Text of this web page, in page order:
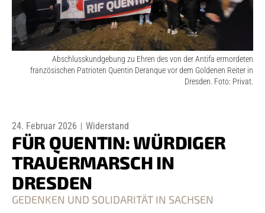
Abschlusskundgebung zu Ehren des von der Antifa ermordeten
französischen Patrioten Quentin Deranque vor dem Goldenen Reiter in
Dresden. Foto: Privat.
24. Februar 2026 Widerstand
FÜR QUENTIN: WÜRDIGER
TRAUERMARSCH IN
DRESDEN
GEDENKEN UND SOLIDARITÄT IN SACHSEN